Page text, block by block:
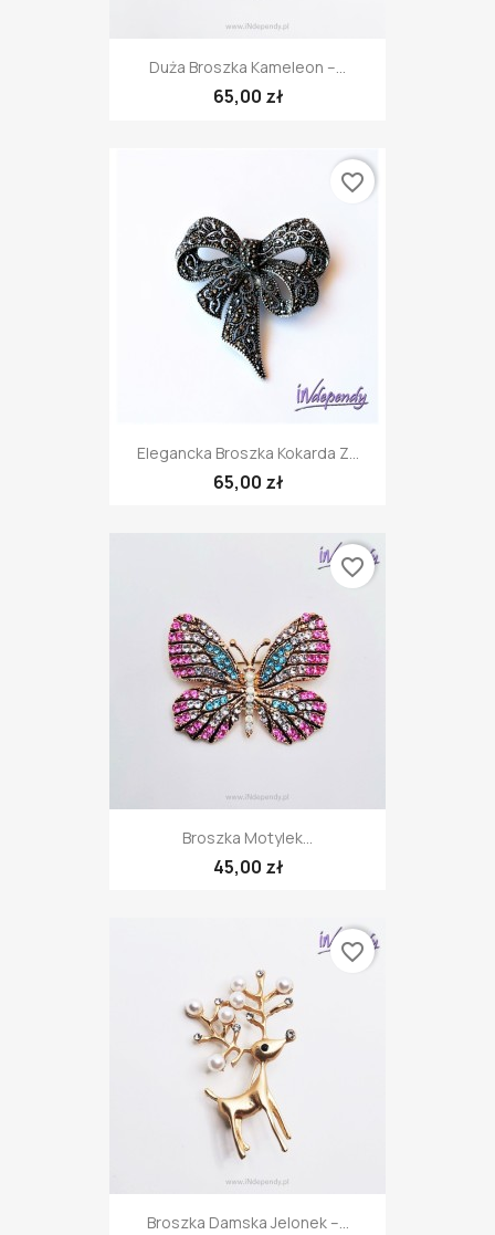
Duża Broszka Kameleon –...
65,00 zł
Elegancka Broszka Kokarda Z...
65,00 zł
favorite_border
Broszka Motylek...
45,00 zł
favorite_border
Broszka Damska Jelonek –...
favorite_border